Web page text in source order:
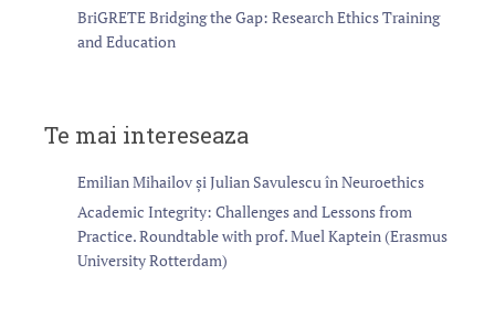
BriGRETE Bridging the Gap: Research Ethics Training
and Education
Te mai intereseaza
Emilian Mihailov și Julian Savulescu în Neuroethics
Academic Integrity: Challenges and Lessons from
Practice. Roundtable with prof. Muel Kaptein (Erasmus
University Rotterdam)